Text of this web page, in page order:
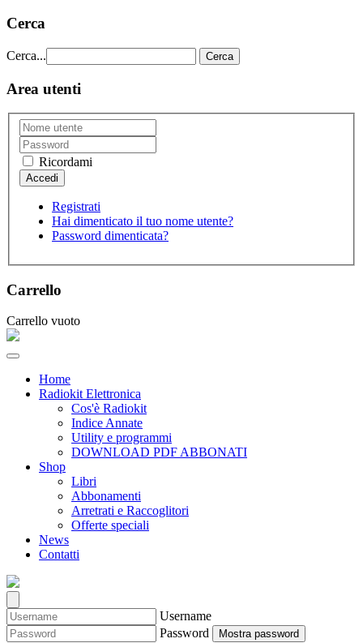
Cerca
Cerca... Cerca
Area utenti
Ricordami
Registrati
Hai dimenticato il tuo nome utente?
Password dimenticata?
Carrello
Carrello vuoto
Home
Radiokit Elettronica
Cos'è Radiokit
Indice Annate
Utility e programmi
DOWNLOAD PDF ABBONATI
Shop
Libri
Abbonamenti
Arretrati e Raccoglitori
Offerte speciali
News
Contatti
Username
Password
Mostra password